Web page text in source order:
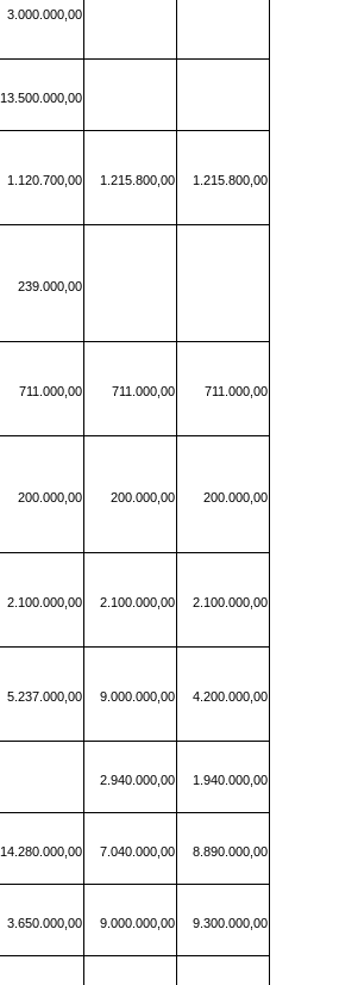
3.000.000,00
13.500.000,00
1.120.700,00 1.215.800,00 1.215.800,00
239.000,00
711.000,00 711.000,00 711.000,00
200.000,00 200.000,00 200.000,00
2.100.000,00 2.100.000,00 2.100.000,00
5.237.000,00 9.000.000,00 4.200.000,00
2.940.000,00 1.940.000,00
14.280.000,00 7.040.000,00 8.890.000,00
3.650.000,00 9.000.000,00 9.300.000,00